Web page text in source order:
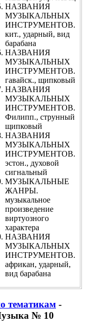
НАЗВАНИЯ
МУЗЫКАЛЬНЫХ
ИНСТРУМЕНТОВ.
кит., ударный, вид
барабана
НАЗВАНИЯ
МУЗЫКАЛЬНЫХ
ИНСТРУМЕНТОВ.
гавайск., щипковый
НАЗВАНИЯ
МУЗЫКАЛЬНЫХ
ИНСТРУМЕНТОВ.
Филипп., струнный
щипковый
НАЗВАНИЯ
МУЗЫКАЛЬНЫХ
ИНСТРУМЕНТОВ.
эстон., духовой
сигнальный
МУЗЫКАЛЬНЫЕ
ЖАНРЫ.
музыкальное
произведение
виртуозного
характера
НАЗВАНИЯ
МУЗЫКАЛЬНЫХ
ИНСТРУМЕНТОВ.
африкан, ударный,
вид барабана
тематикам -
№ 10